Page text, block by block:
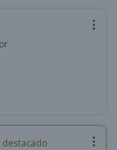
destacado